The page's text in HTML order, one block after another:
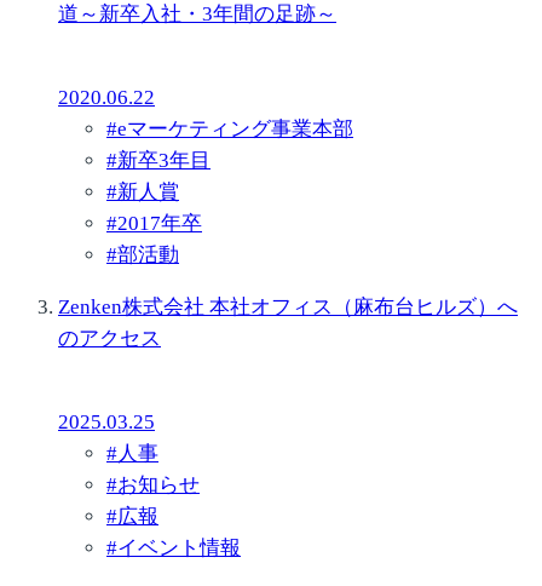
道～新卒入社・3年間の足跡～
2020.06.22
#eマーケティング事業本部
#新卒3年目
#新人賞
#2017年卒
#部活動
Zenken株式会社 本社オフィス（麻布台ヒルズ）へ
のアクセス
2025.03.25
# 人事
#お知らせ
#広報
#イベント情報